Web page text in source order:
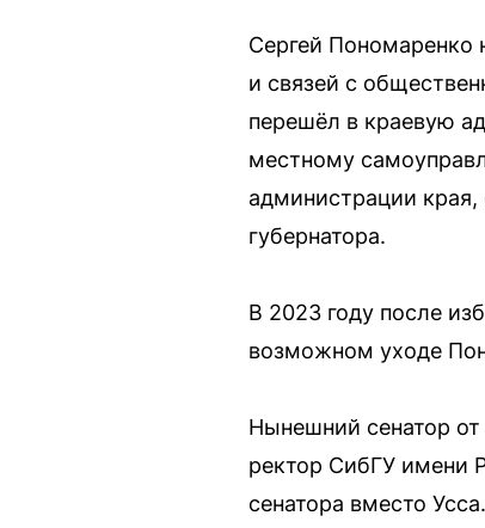
Сергей Пономаренко
и связей с
перешёл в краевую
местному
администрации
губернатора.
В 2023 году после
возможном уходе
Нынешний сенатор
ректор СибГУ имени
сенатора вместо